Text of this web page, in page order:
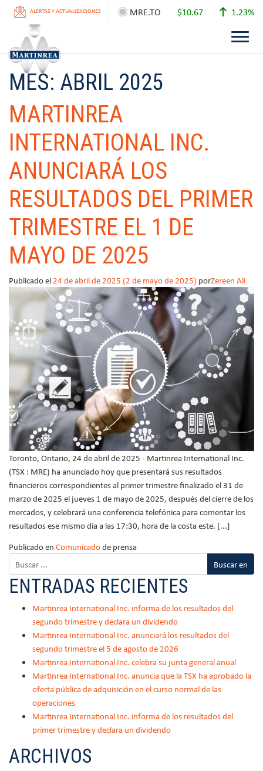
MRE.TO $10.67 1.23%
ALERTAS Y ACTUALIZACIONES
MES: ABRIL 2025
MARTINREA
INTERNATIONAL INC.
ANUNCIARÁ LOS
RESULTADOS DEL PRIMER
TRIMESTRE EL 1 DE
MAYO DE 2025
Publicado el24 de abril de 2025 (2 de mayo de 2025) porZereen Ali
Toronto, Ontario, 24 de abril de 2025 - Martinrea International Inc.
(TSX : MRE) ha anunciado hoy que presentará sus resultados
financieros correspondientes al primer trimestre finalizado el 31 de
marzo de 2025 el jueves 1 de mayo de 2025, después del cierre de los
mercados, y celebrará una conferencia telefónica para comentar los
resultados ese mismo día a las 17:30, hora de la costa este. [...]
Publicado enComunicadode prensa
ENTRADAS RECIENTES
Martinrea International Inc. informa de los resultados del
segundo trimestre y declara un dividendo
Martinrea International Inc. anunciará los resultados del
segundo trimestre el 5 de agosto de 2026
Martinrea International Inc. celebra su junta general anual
Martinrea International Inc. anuncia que la TSX ha aprobado la
oferta pública de adquisición en el curso normal de las
operaciones
Martinrea International Inc. informa de los resultados del
primer trimestre y declara un dividendo
ARCHIVOS